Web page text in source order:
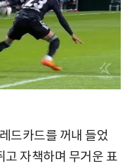
드카드를 꺼내 들었
고 자책하며 무거운 표